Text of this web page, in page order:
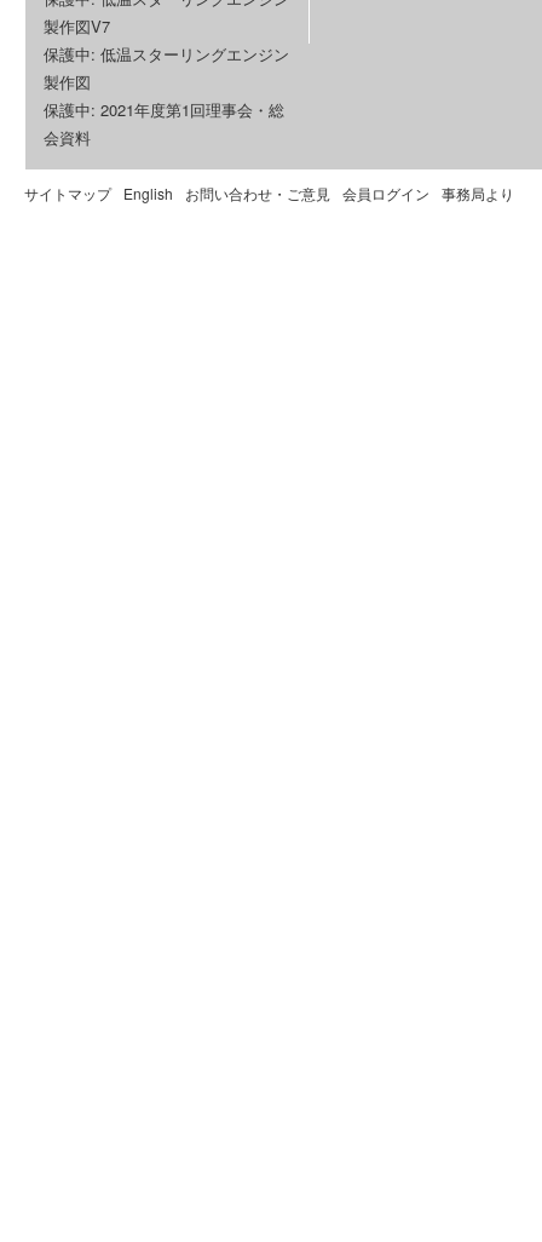
製作図V7
保護中: 低温スターリングエンジン
製作図
保護中: 2021年度第1回理事会・総
会資料
サイトマップ English お問い合わせ・ご意見 会員ログイン 事務局より